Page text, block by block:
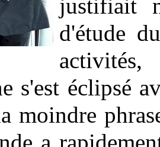
justifiait
d'étude
s'est éclipsé
moindre